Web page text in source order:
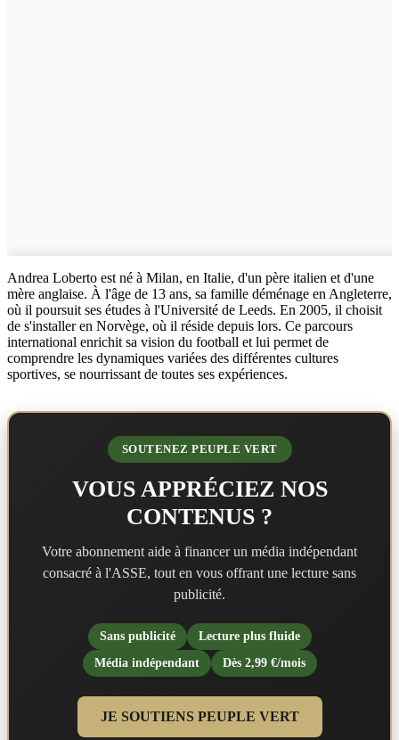
Andrea Loberto est né à Milan, en Italie, d'un père italien et d'une
mère anglaise. À l'âge de 13 ans, sa famille déménage en Angleterre,
où il poursuit ses études à l'Université de Leeds. En 2005, il choisit
de s'installer en Norvège, où il réside depuis lors. Ce parcours
international enrichit sa vision du football et lui permet de
comprendre les dynamiques variées des différentes cultures
sportives, se nourrissant de toutes ses expériences.
SOUTENEZ PEUPLE VERT
VOUS APPRÉCIEZ NOS
CONTENUS ?
Votre abonnement aide à financer un média indépendant
consacré à l'ASSE, tout en vous offrant une lecture sans
publicité.
Sans publicité
Lecture plus fluide
Média indépendant
Dès 2,99 €/mois
JE SOUTIENS PEUPLE VERT